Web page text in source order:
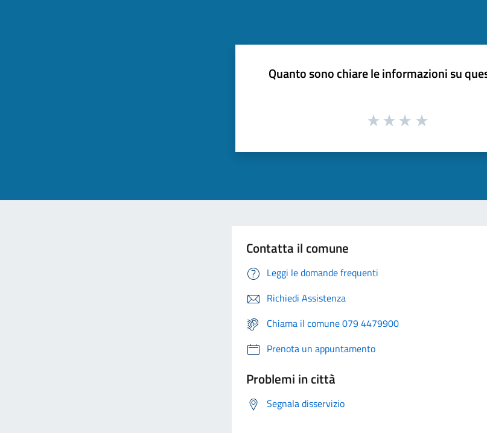
Quanto sono chiare le informazioni su
Contatta il comune
Leggi le domande frequenti
Richiedi Assistenza
Chiama il comune 079 4479900
Prenota un appuntamento
Problemi in città
Segnala disservizio